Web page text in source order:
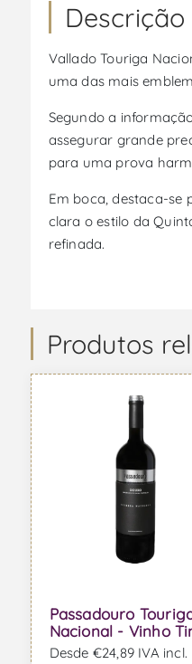
Descrição
Vallado Touriga
uma das mais
Segundo a
assegurar grande
para uma prova
Em boca, destaca-se
clara o estilo da
refinada.
Produtos
Passadouro
Nacional - Vinho
Desde €24,89 IVA incl.